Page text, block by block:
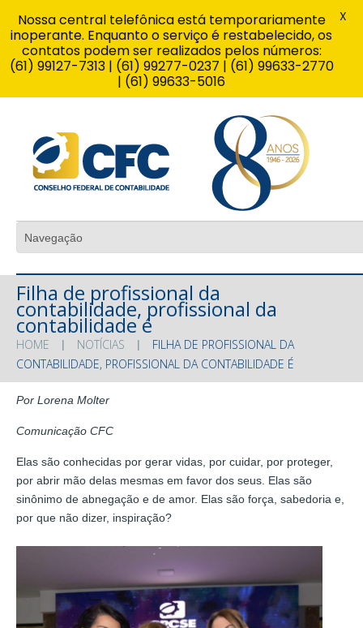
Filha de profissional da
contabilidade, profissional da
contabilidade é
HOME NOTÍCIAS
FILHA DE PROFISSIONAL DA
CONTABILIDADE, PROFISSIONAL DA CONTABILIDADE É
Por Lorena Molter
Comunicação CFC
Elas são conhecidas por gerar vidas, por cuidar, por proteger,
por abrir mão delas mesmas em favor dos seus. Elas são
sinônimo de abnegação e de amor. Elas são força, sabedoria e,
por que não dizer, inspiração?
Nossa central telefônica está temporariamente
inoperante. Enquanto o serviço é restabelecido, os
contatos podem ser realizados pelos números:
(61) 99127-7313 | (61) 99277-0237 | (61) 99633-2770
| (61) 99633-5016
X